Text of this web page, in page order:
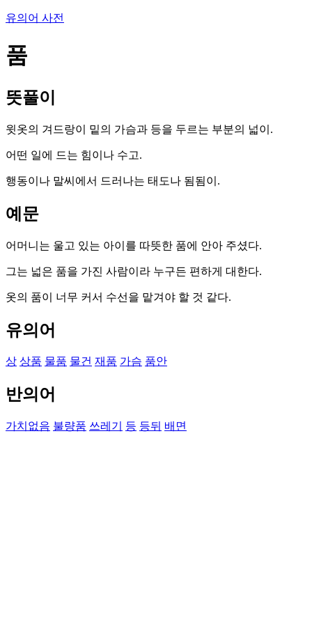
유의어 사전
품
뜻풀이
윗옷의 겨드랑이 밑의 가슴과 등을 두르는 부분의 넓이.
어떤 일에 드는 힘이나 수고.
행동이나 말씨에서 드러나는 태도나 됨됨이.
예문
어머니는 울고 있는 아이를 따뜻한 품에 안아 주셨다.
그는 넓은 품을 가진 사람이라 누구든 편하게 대한다.
옷의 품이 너무 커서 수선을 맡겨야 할 것 같다.
유의어
상 상품 물품 물건 재품 가슴 품안
반의어
가치없음 불량품 쓰레기 등 등뒤 배면